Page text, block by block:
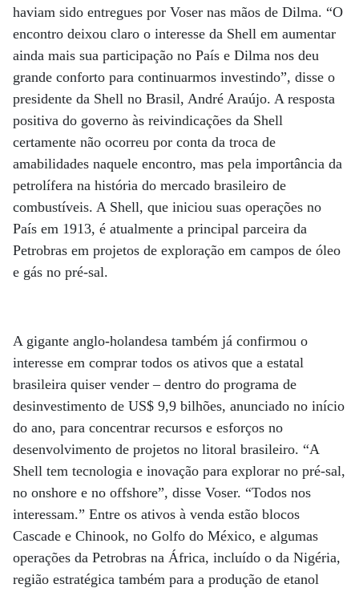
haviam sido entregues por Voser nas mãos de Dilma. “O
encontro deixou claro o interesse da Shell em aumentar
ainda mais sua participação no País e Dilma nos deu
grande conforto para continuarmos investindo”, disse o
presidente da Shell no Brasil, André Araújo. A resposta
positiva do governo às reivindicações da Shell
certamente não ocorreu por conta da troca de
amabilidades naquele encontro, mas pela importância da
petrolífera na história do mercado brasileiro de
combustíveis. A Shell, que iniciou suas operações no
País em 1913, é atualmente a principal parceira da
Petrobras em projetos de exploração em campos de óleo
e gás no pré-sal.
A gigante anglo-holandesa também já confirmou o
interesse em comprar todos os ativos que a estatal
brasileira quiser vender – dentro do programa de
desinvestimento de US$ 9,9 bilhões, anunciado no início
do ano, para concentrar recursos e esforços no
desenvolvimento de projetos no litoral brasileiro. “A
Shell tem tecnologia e inovação para explorar no pré-sal,
no onshore e no offshore”, disse Voser. “Todos nos
interessam.” Entre os ativos à venda estão blocos
Cascade e Chinook, no Golfo do México, e algumas
operações da Petrobras na África, incluído o da Nigéria,
região estratégica também para a produção de etanol